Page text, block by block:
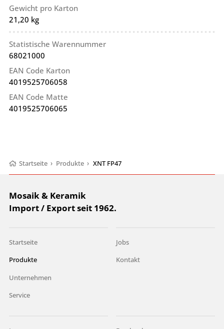
Gewicht pro Karton
21,20 kg
Statistische Warennummer
68021000
EAN Code Karton
4019525706058
EAN Code Matte
4019525706065
Startseite › Produkte › XNT FP47
Mosaik & Keramik
Import / Export seit 1962.
Startseite
Produkte
Unternehmen
Service
Jobs
Kontakt